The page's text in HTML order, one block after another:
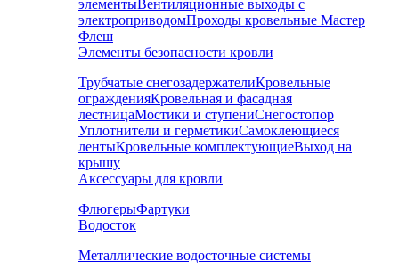
элементыВентиляционные выходы с
электроприводомПроходы кровельные Мастер
Флеш
Элементы безопасности кровли
Трубчатые снегозадержателиКровельные
огражденияКровельная и фасадная
лестницаМостики и ступениСнегостопор
Уплотнители и герметикиСамоклеющиеся
лентыКровельные комплектующиеВыход на
крышу
Аксессуары для кровли
ФлюгерыФартуки
Водосток
Металлические водосточные системы